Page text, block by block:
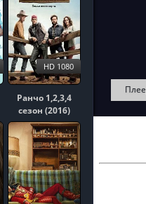
Ранчо 1,2,3,4
сезон (2016)
HD 1080